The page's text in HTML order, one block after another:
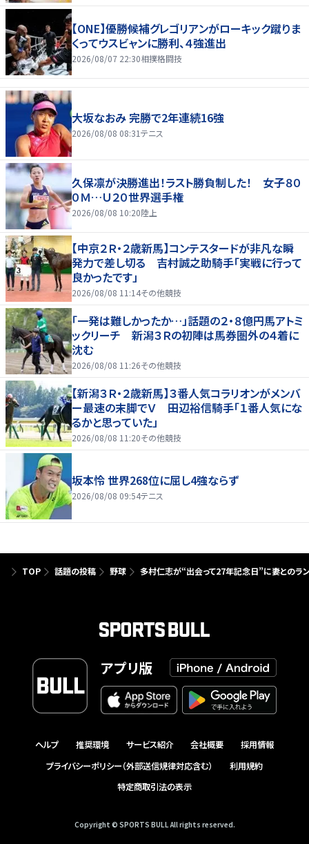
【ONE】優勝候補グレゴリアンがローキック蹴りま
くってウスビャンに勝利、４強進出
2026/08/07 22:30相撲格闘技
大坂なおみ 完勝で2年連続16強
2026/08/08 08:31テニス
久保凛が決勝進出！ラスト勝負制した！ 女子８０
０Ｍ…Ｕ２０世界選手権
2026/08/08 10:20陸上
【中京２Ｒ・２歳新馬】コンテスタードが非凡な瞬
発力で差し切る 吉村誠之助騎手「実戦に行って
良かったです」
2026/08/08 11:14その他競技
「一発は難しかったか…」話題の２・８億円馬アトミ
ックリーチ 新潟３Ｒの初陣は馬券圏外の４着に
沈む
2026/08/08 11:26その他競技
【新潟３Ｒ・２歳新馬】３番人気コラリオンがメンバ
ー最速の末脚でＶ 田辺裕信騎手「１番人気にな
るかと思っていた」
2026/08/08 11:20その他競技
坂本怜 世界268位に屈し4強ならず
2026/08/08 09:54テニス
TOP 話題の投稿 野球 多村仁志が“出会って27年記念日”に妻とのラ
アプリ版
ヘルプ 推奨環境 サービス紹介 会社概要
採用情報
プライバシーポリシー（外部送信規律対応含む）
利用規約
特定商取引法の表示
Copyright © SPORTS BULL All rights reserved.